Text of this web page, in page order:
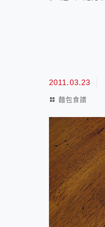
2011.03.23
麵包食譜